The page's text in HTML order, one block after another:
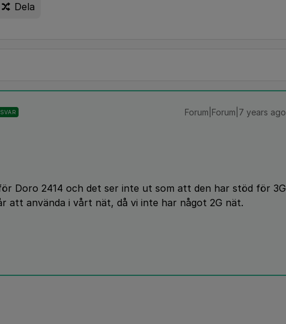
Dela
SVAR Forum|Forum|7 years ago
Doro 2414 och det ser inte ut som att den har stöd för 3G
att använda i vårt nät, då vi inte har något 2G nät.